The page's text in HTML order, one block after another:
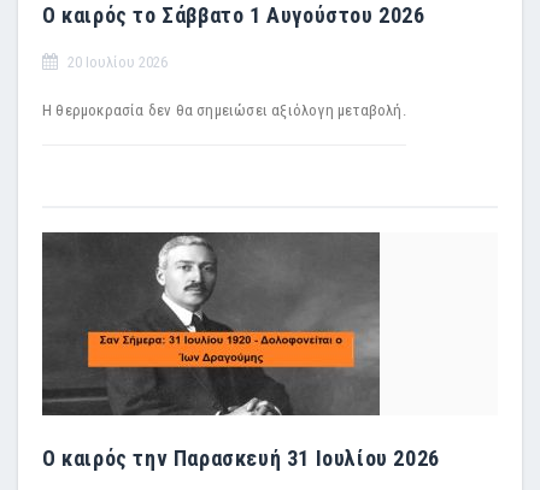
Ο καιρός το Σάββατο 1 Αυγούστου 2026
20 Ιουλίου 2026
Η θερμοκρασία δεν θα σημειώσει αξιόλογη μεταβολή.
Ο καιρός την Παρασκευή 31 Ιουλίου 2026